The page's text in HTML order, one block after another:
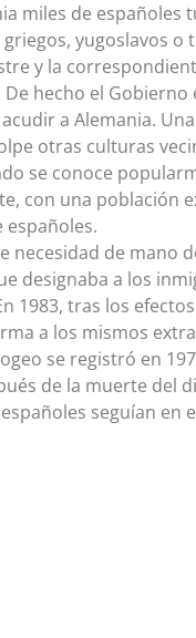
miles de
yugoslavos
y la
hecho el
a Alemania.
otras culturas
se conoce
con una población
de mano
designaba a los
1983, tras los
a los mismos
se registró en
de la muerte del
seguían en